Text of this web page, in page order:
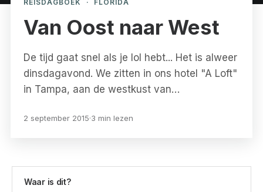
REISDAGBOEK · FLORIDA
Van Oost naar West
De tijd gaat snel als je lol hebt... Het is alweer
dinsdagavond. We zitten in ons hotel "A Loft"
in Tampa, aan de westkust van…
2 september 2015·3 min lezen
Waar is dit?